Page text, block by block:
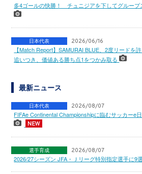
多4ゴールの快勝！ チュニジアを下してグループ
日本代表 2026/06/16
【Match Report】SAMURAI BLUE、2度リードを
追いつき、価値ある勝ち点1をつかみ取る
最新ニュース
日本代表 2026/08/07
FIFAe Continental Championshipに臨むサッカーe
選手育成 2026/08/07
2026/27シーズン JFA・Ｊリーグ特別指定選手に9